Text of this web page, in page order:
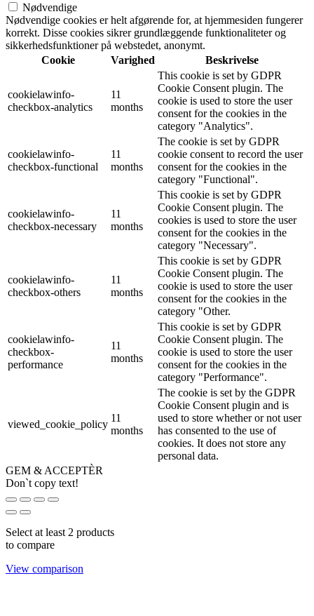
Nødvendige
Nødvendige cookies er helt afgørende for, at hjemmesiden fungerer
korrekt. Disse cookies sikrer grundlæggende funktionaliteter og
sikkerhedsfunktioner på webstedet, anonymt.
Cookie
Varighed Beskrivelse
cookielawinfo-
checkbox-analytics
11
months
This cookie is set by GDPR
Cookie Consent plugin. The
cookie is used to store the user
consent for the cookies in the
category "Analytics".
cookielawinfo-
checkbox-functional
11
months
The cookie is set by GDPR
cookie consent to record the user
consent for the cookies in the
category "Functional".
cookielawinfo-
checkbox-necessary
11
months
This cookie is set by GDPR
Cookie Consent plugin. The
cookies is used to store the user
consent for the cookies in the
category "Necessary".
cookielawinfo-
checkbox-others
11
months
This cookie is set by GDPR
Cookie Consent plugin. The
cookie is used to store the user
consent for the cookies in the
category "Other.
cookielawinfo-
checkbox-
performance
11
months
This cookie is set by GDPR
Cookie Consent plugin. The
cookie is used to store the user
consent for the cookies in the
category "Performance".
viewed_cookie_policy
11
months
The cookie is set by the GDPR
Cookie Consent plugin and is
used to store whether or not user
has consented to the use of
cookies. It does not store any
personal data.
GEM & ACCEPTÈR
Don`t copy text!
Select at least 2 products
to compare
View comparison